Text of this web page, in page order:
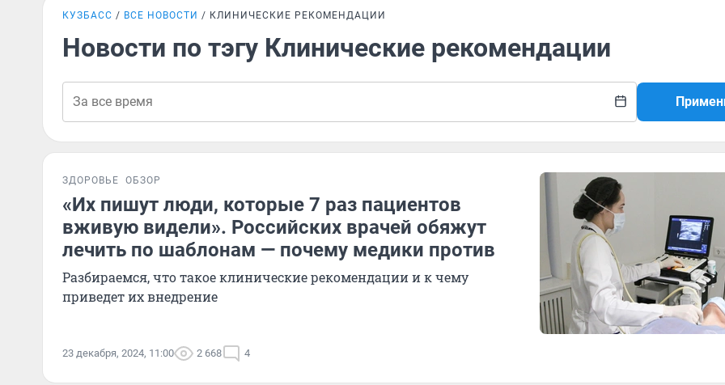
КУЗБАСС ВСЕ НОВОСТИ КЛИНИЧЕСКИЕ РЕКОМЕНДАЦИИ
Новости по тэгу Клинические рекомендации
ЗДОРОВЬЕ ОБЗОР
«Их пишут люди, которые 7 раз пациентов
вживую видели». Российских врачей обяжут
лечить по шаблонам — почему медики против
Разбираемся, что такое клинические рекомендации и к чему
приведет их внедрение
23 декабря, 2024, 11:00 2 668 4